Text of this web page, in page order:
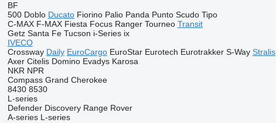
BF
500 Doblo Ducato Fiorino Palio Panda Punto Scudo Tipo
C-MAX F-MAX Fiesta Focus Ranger Tourneo Transit
Getz Santa Fe Tucson i-Series ix
IVECO
Crossway Daily EuroCargo EuroStar Eurotech Eurotrakker S-Way Stralis
Axer Citelis Domino Evadys Karosa
NKR NPR
Compass Grand Cherokee
8430 8530
L-series
Defender Discovery Range Rover
A-series L-series